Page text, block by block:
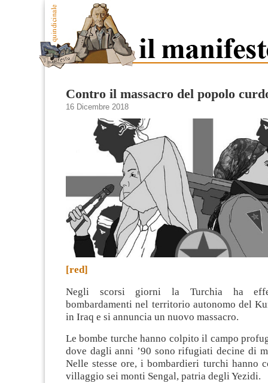
Contro il massacro del popolo
16 Dicembre 2018
[red]
Negli scorsi giorni la Turchia ha
bombardamenti nel territorio autonomo del
in Iraq e si annuncia un nuovo massacro.
Le bombe turche hanno colpito il campo
dove dagli anni ’90 sono rifugiati decine di
Nelle stesse ore, i bombardieri turchi hanno
villaggio sei monti Sengal, patria degli Yezidi.